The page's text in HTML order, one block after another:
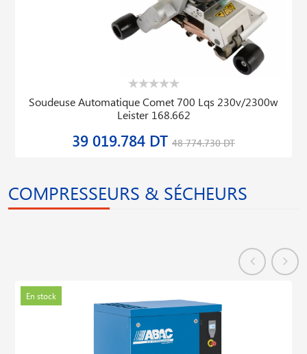
Soudeuse Automatique Comet 700 Lqs 230v/2300w
Leister 168.662
39 019.784 DT 48 774.730 DT
COMPRESSEURS & SÉCHEURS
En stock